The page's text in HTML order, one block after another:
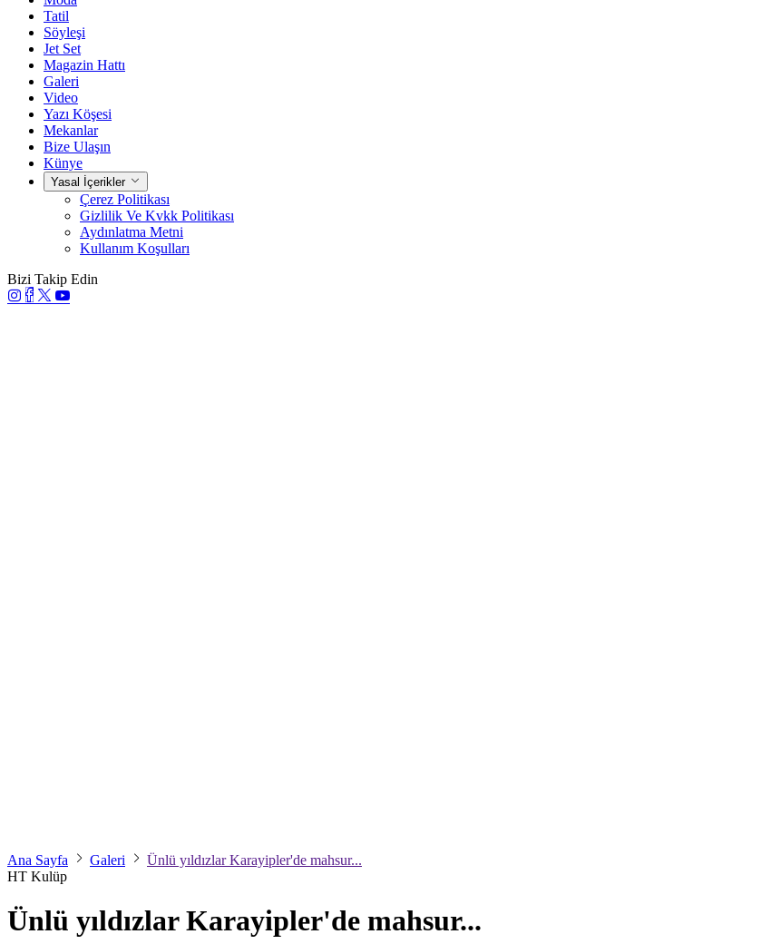
Tatil
Söyleşi
Jet Set
Magazin Hattı
Galeri
Video
Yazı Köşesi
Mekanlar
Bize Ulaşın
Künye
Yasal İçerikler
Çerez Politikası
Gizlilik Ve Kvkk Politikası
Aydınlatma Metni
Kullanım Koşulları
Bizi Takip Edin
Ana Sayfa Galeri
Ünlü yıldızlar Karayipler'de mahsur...
HT Kulüp
Ünlü yıldızlar Karayipler'de mahsur...